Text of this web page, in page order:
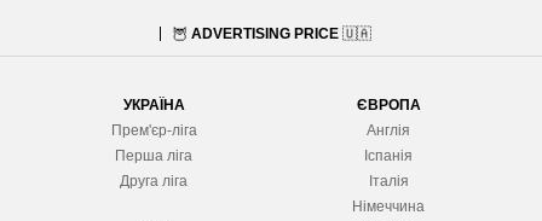
🦉 ADVERTISING PRICE 🇺🇦
УКРАЇНА
Прем'єр-ліга
Перша ліга
Друга ліга
ЄВРОПА
Англія
Іспанія
Італія
Німеччина